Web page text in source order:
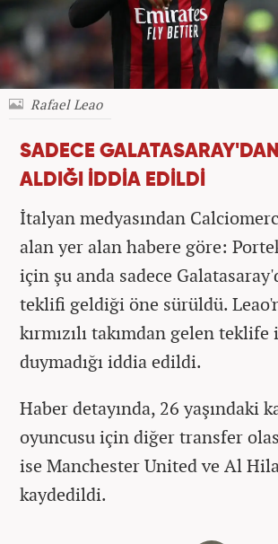
Rafael Leao
SADECE
ALDIĞI İDDİA EDİLDİ
İtalyan medyasından
alan yer alan habere göre:
için şu anda sadece
teklifi geldiği öne sürüldü.
kırmızılı takımdan gelen
duymadığı iddia edildi.
Haber detayında, 26 yaşındaki
oyuncusu için diğer transfer
ise Manchester United ve Al
kaydedildi.